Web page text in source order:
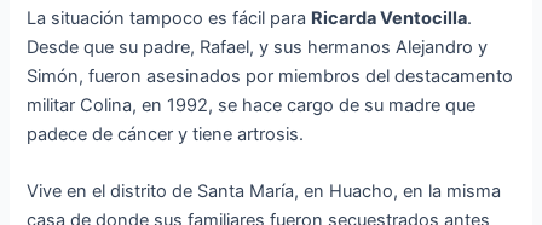
La situación tampoco es fácil para Ricarda Ventocilla.
Desde que su padre, Rafael, y sus hermanos Alejandro y
Simón, fueron asesinados por miembros del destacamento
militar Colina, en 1992, se hace cargo de su madre que
padece de cáncer y tiene artrosis.
Vive en el distrito de Santa María, en Huacho, en la misma